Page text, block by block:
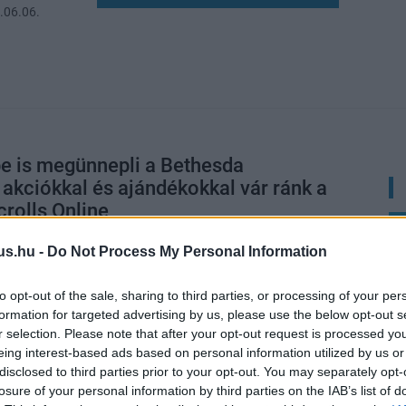
- Do Not Process My Personal Information
opt-out of the sale, sharing to third parties, or processing of your
for targeted advertising by us, please use the below opt-out
selection. Please note that after your opt-out request is processed
interest-based ads based on personal information utilized by us
to third parties prior to your opt-out. You may separately
of your personal information by third parties on the IAB’s list of
is megünnepli a Bethesda
és ajándékokkal vár ránk a
Online
csákó fel, két kaland között hagyjunk helyet az
Scrolls Online rajongói a játék
a rendező most tisztázta a